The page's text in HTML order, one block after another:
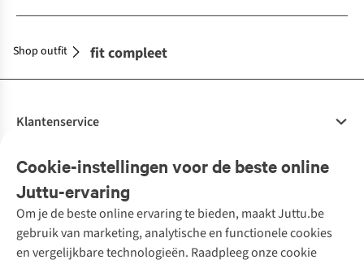
Maak je outfit compleet
Shop outfit
Cookie-instellingen voor de beste online
Juttu-ervaring
Om je de beste online ervaring te bieden, maakt Juttu.be
gebruik van marketing, analytische en functionele cookies
en vergelijkbare technologieën. Raadpleeg onze cookie
Klantenservice
Bestellen
Betalen
10% studentenkorting
Klarna - achteraf betalen
Levering
Onze diensten
Tweedehands - ReJUsed
Kledingatelier
Personal shopping
Juttu
Over ons